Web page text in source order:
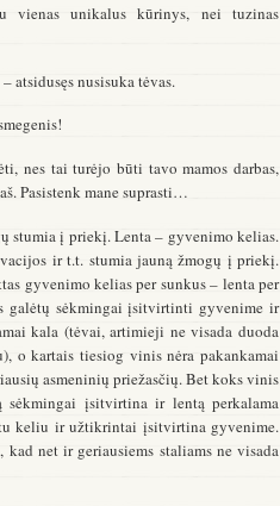
vienas unikalus kūrinys, nei tuzinas
nusisuka tėvas.
nes tai turėjo būti tavo mamos darbas,
Pasistenk mane suprasti…
stumia į priekį. Lenta – gyvenimo kelias.
ir t.t. stumia jauną žmogų į priekį.
gyvenimo kelias per sunkus – lenta per
galėtų sėkmingai įsitvirtinti gyvenime ir
kala (tėvai, artimieji ne visada duoda
o kartais tiesiog vinis nėra pakankamai
asmeninių priežasčių. Bet koks vinis
įsitvirtina ir lentą perkalama
keliu ir užtikrintai įsitvirtina gyvenime.
net ir geriausiems staliams ne visada